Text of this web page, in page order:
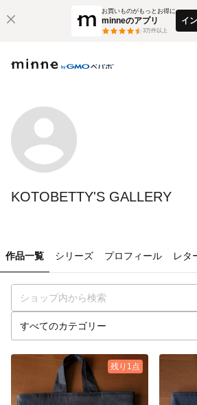
お買いものがもっとお得に
minneのアプリ
3万件以上
イ
KOTOBETTY'S GALLERY
作品一覧 シリーズ プロフィール レタ
残り1点